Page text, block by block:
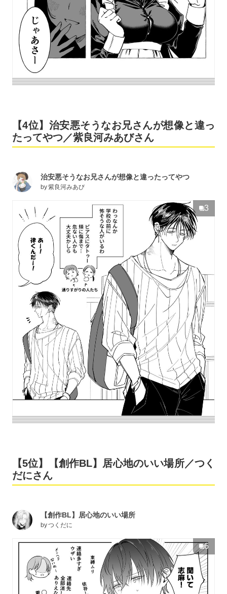
【4位】治安悪そうなお兄さんが想像と違っ
たってやつ／紫良河みあびさん
治安悪そうなお兄さんが想像と違ったってやつ
by紫良河みあび
3
【5位】【創作BL】居心地のいい場所／つく
だにさん
【創作BL】居心地のいい場所
byつくだに
6